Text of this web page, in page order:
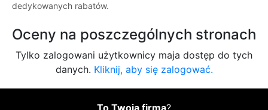
dedykowanych rabatów.
Oceny na poszczególnych stronach
Tylko zalogowani użytkownicy maja dostęp do tych
danych. Kliknij, aby się zalogować.